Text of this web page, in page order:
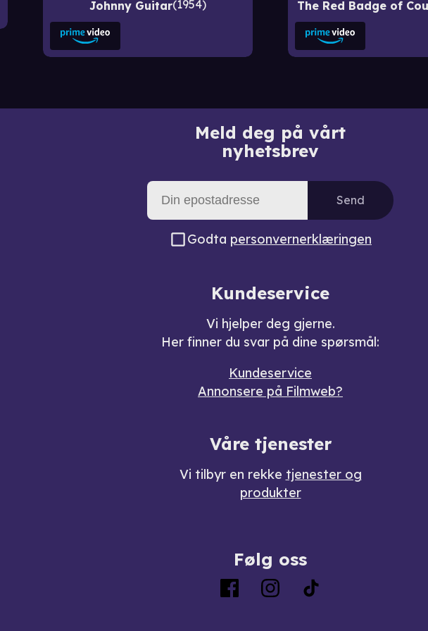
Johnny Guitar 1954 The Red Badge of
Meld deg på vårt
nyhetsbrev
Send
Godta personvernerklæringen
Kundeservice
Vi hjelper deg gjerne.
Her finner du svar på dine spørsmål:
Kundeservice
Annonsere på Filmweb?
Våre tjenester
Vi tilbyr en rekke tjenester og
produkter
Følg oss